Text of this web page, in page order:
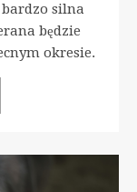
bardzo silna
będzie
okresie.